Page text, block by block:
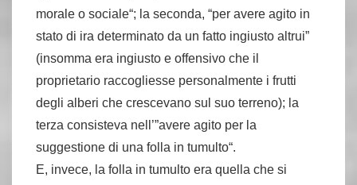
morale o sociale“; la seconda, “per avere agito in
stato di ira determinato da un fatto ingiusto altrui”
(insomma era ingiusto e offensivo che il
proprietario raccogliesse personalmente i frutti
degli alberi che crescevano sul suo terreno); la
terza consisteva nell’”avere agito per la
suggestione di una folla in tumulto“.
E, invece, la folla in tumulto era quella che si